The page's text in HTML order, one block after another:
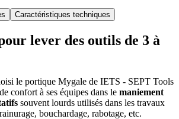
Caractéristiques techniques
lever des outils de 3 à
le portique Mygale de IETS - SEPT Tools
confort à ses équipes dans le maniement
souvent lourds utilisés dans les travaux
bouchardage, rabotage, etc.